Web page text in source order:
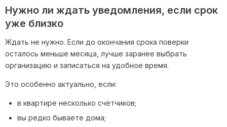
Нужно ли ждать уведомления, если срок
уже близко
Ждать не нужно. Если до окончания срока поверки
осталось меньше месяца, лучше заранее выбрать
организацию и записаться на удобное время.
Это особенно актуально, если:
в квартире несколько счётчиков;
вы редко бываете дома;